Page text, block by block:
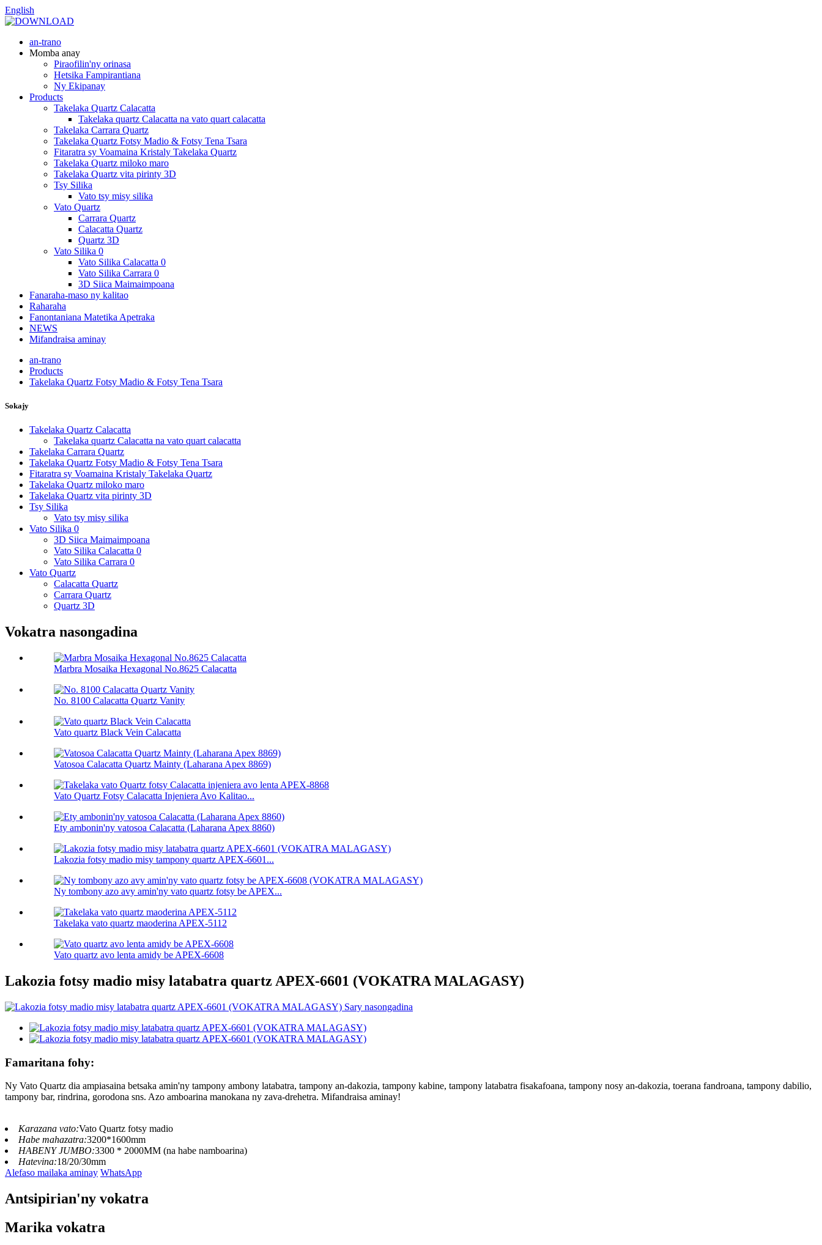
English
an-trano
Momba anay
Piraofilin'ny orinasa
Hetsika Fampirantiana
Ny Ekipanay
Products
Takelaka Quartz Calacatta
Takelaka quartz Calacatta na vato quart calacatta
Takelaka Carrara Quartz
Takelaka Quartz Fotsy Madio & Fotsy Tena Tsara
Fitaratra sy Voamaina Kristaly Takelaka Quartz
Takelaka Quartz miloko maro
Takelaka Quartz vita pirinty 3D
Tsy Silika
Vato tsy misy silika
Vato Quartz
Carrara Quartz
Calacatta Quartz
Quartz 3D
Vato Silika 0
Vato Silika Calacatta 0
Vato Silika Carrara 0
3D Siica Maimaimpoana
Fanaraha-maso ny kalitao
Raharaha
Fanontaniana Matetika Apetraka
NEWS
Mifandraisa aminay
an-trano
Products
Takelaka Quartz Fotsy Madio & Fotsy Tena Tsara
Sokajy
Takelaka Quartz Calacatta
Takelaka quartz Calacatta na vato quart calacatta
Takelaka Carrara Quartz
Takelaka Quartz Fotsy Madio & Fotsy Tena Tsara
Fitaratra sy Voamaina Kristaly Takelaka Quartz
Takelaka Quartz miloko maro
Takelaka Quartz vita pirinty 3D
Tsy Silika
Vato tsy misy silika
Vato Silika 0
3D Siica Maimaimpoana
Vato Silika Calacatta 0
Vato Silika Carrara 0
Vato Quartz
Calacatta Quartz
Carrara Quartz
Quartz 3D
Vokatra nasongadina
Marbra Mosaika Hexagonal No.8625 Calacatta
No. 8100 Calacatta Quartz Vanity
Vato quartz Black Vein Calacatta
Vatosoa Calacatta Quartz Mainty (Laharana Apex 8869)
Vato Quartz Fotsy Calacatta Injeniera Avo Kalitao...
Ety ambonin'ny vatosoa Calacatta (Laharana Apex 8860)
Lakozia fotsy madio misy tampony quartz APEX-6601...
Ny tombony azo avy amin'ny vato quartz fotsy be APEX...
Takelaka vato quartz maoderina APEX-5112
Vato quartz avo lenta amidy be APEX-6608
Lakozia fotsy madio misy latabatra quartz APEX-6601 (VOKATRA MALAGASY)
Famaritana fohy:
Ny Vato Quartz dia ampiasaina betsaka amin'ny tampony ambony latabatra, tampony an-dakozia, tampony kabine, tampony latabatra fisakafoana, tampony nosy an-dakozia, toerana fandroana, tampony dabilio,
tampony bar, rindrina, gorodona sns. Azo amboarina manokana ny zava-drehetra. Mifandraisa aminay!
Karazana vato:Vato Quartz fotsy madio
Habe mahazatra:3200*1600mm
HABENY JUMBO:3300 * 2000MM (na habe namboarina)
Hatevina:18/20/30mm
Alefaso mailaka aminay WhatsApp
Antsipirian'ny vokatra
Marika vokatra